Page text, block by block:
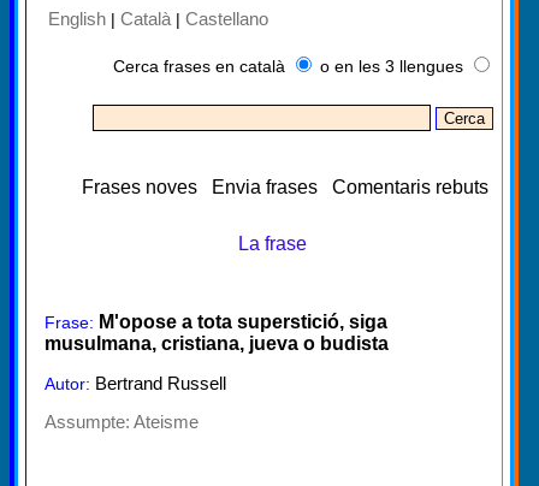
English | Català | Castellano
Cerca frases en català o en les 3 llengues
Frases noves Envia frases Comentaris rebuts
La frase
Frase: M'opose a tota superstició, siga
musulmana, cristiana, jueva o budista
Autor: Bertrand Russell
Assumpte: Ateisme